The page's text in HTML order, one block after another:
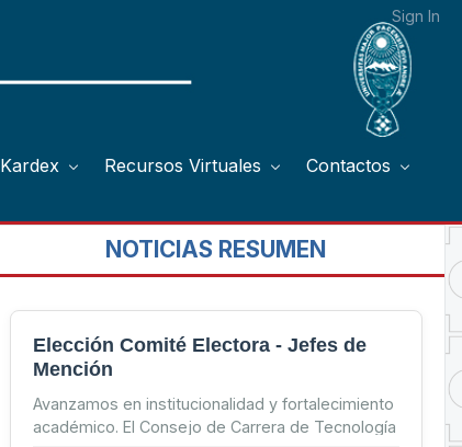
Sign In
Kardex Recursos Virtuales Contactos
NOTICIAS RESUMEN
Elección Comité Electora - Jefes de
Mención
Avanzamos en institucionalidad y fortalecimiento
académico. El Consejo de Carrera de Tecnología